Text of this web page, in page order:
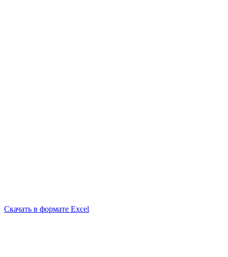
Скачать в формате Excel